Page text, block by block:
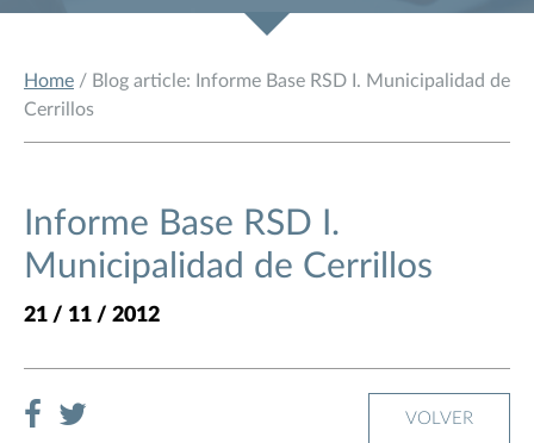
Home / Blog article: Informe Base RSD I. Municipalidad de
Cerrillos
Informe Base RSD I.
Municipalidad de Cerrillos
21 / 11 / 2012
VOLVER